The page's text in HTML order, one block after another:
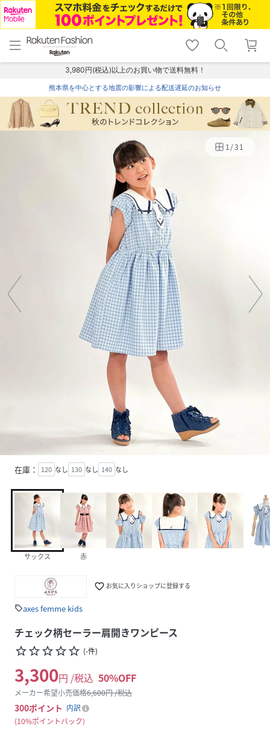
menu home
トップ
shopping_cart lock_outline
ログイン
3,980円(税込)以上のお買い物で送料無料！
熊本県を中心とする地震の影響による配送遅延のお知らせ
1/31
在庫： 120 なし 130 なし 140 なし
サックス 赤
favorite_border お気に入りショップに登録する
sellaxes femme kids
チェック柄セーラー肩開きワンピース
star_borderstar_borderstar_borderstar_borderstar_border (-件)
3,300円 /税込 50%OFF
メーカー希望小売価格6,600円 /税込
300ポイント 内訳
10%ポイントバック